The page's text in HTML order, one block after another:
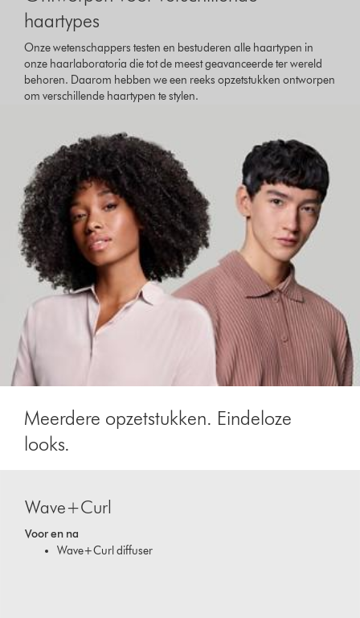
haartypes
Onze wetenschappers testen en bestuderen alle haartypen in
onze haarlaboratoria die tot de meest geavanceerde ter wereld
behoren. Daarom hebben we een reeks opzetstukken ontworpen
om verschillende haartypen te stylen.
Meerdere opzetstukken. Eindeloze
looks.
Wave+Curl
Voor en na
Wave+Curl diffuser